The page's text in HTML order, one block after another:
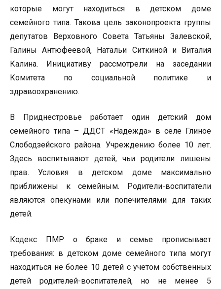
которые могут находиться в детском доме
семейного типа. Такова цель законопроекта группы
депутатов Верховного Совета Татьяны Залевской,
Галины Антюфеевой, Натальи Ситкиной и Виталия
Калина. Инициативу рассмотрели на заседании
Комитета по социальной политике и
здравоохранению.
В Приднестровье работает один детский дом
семейного типа – ДДСТ «Надежда» в селе Глиное
Слободзейского района. Учреждению более 10 лет.
Здесь воспитывают детей, чьи родители лишены
прав. Условия в детском доме максимально
приближены к семейным. Родители-воспитатели
являются опекунами или попечителями для таких
детей.
Кодекс ПМР о браке и семье прописывает
требования: в детском доме семейного типа могут
находиться не более 10 детей с учетом собственных
детей родителей-воспитателей, но не менее 5